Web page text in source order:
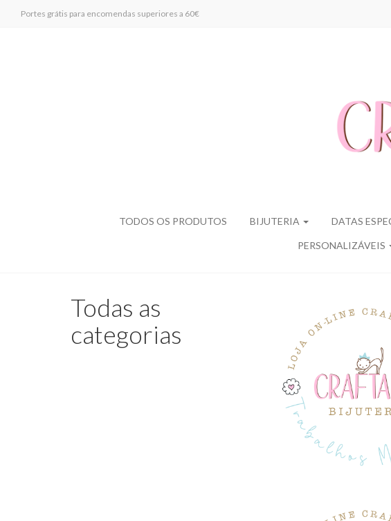
Portes grátis para encomendas superiores a 60€
TODOS OS PRODUTOS BIJUTERIA DATAS
PERSONALIZÁVEIS
Todas as
categorias